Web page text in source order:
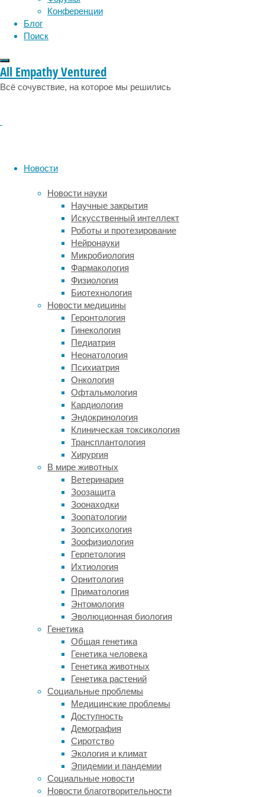
Конференции
Блог
Поиск
All Empathy Ventured
Всё сочувствие, на которое мы решились
Новости
Новости науки
Научные закрытия
Искусственный интеллект
Роботы и протезирование
Нейронауки
Микробиология
Фармакология
Физиология
Биотехнология
Новости медицины
Геронтология
Гинекология
Педиатрия
Неонатология
Психиатрия
Онкология
Офтальмология
Кардиология
Эндокринология
Клиническая токсикология
Трансплантология
Хирургия
В мире животных
Ветеринария
Зоозащита
Зоонаходки
Зоопатологии
Зоопсихология
Зоофизиология
Герпетология
Ихтиология
Орнитология
Приматология
Энтомология
Эволюционная биология
Генетика
Общая генетика
Генетика человека
Генетика животных
Генетика растений
Социальные проблемы
Медицинские проблемы
Доступность
Демография
Сиротство
Экология и климат
Эпидемии и пандемии
Социальные новости
Новости благотворительности
не
не
столь
Виктория,
(Канада)
Рурского
Бохуме
(Германия)
выявили
промежуточный
тип
между
обычным
асейсмическим
землетрясениями.
Они
представляют
собой
новый
вид
индуцированного
землетрясения,
вызванного
гидравлическим
разрывом
пласта
—
методом,
используемым
для
добычи
нефти
газа.
Свои
выводы
исследователи
представили
журнале
Nature
Communications.
Специалисты
использовали
сеть
из
восьми
сейсмических
станций,